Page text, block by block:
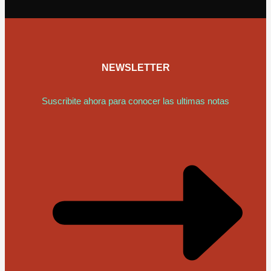
NEWSLETTER
Suscribite ahora para conocer las ultimas notas